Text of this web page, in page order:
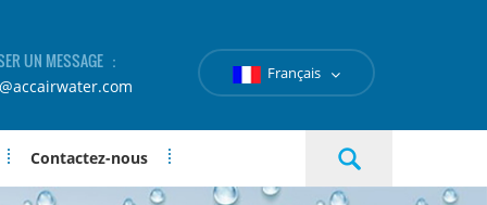
UN MESSAGE ：
Français
Contactez-nous